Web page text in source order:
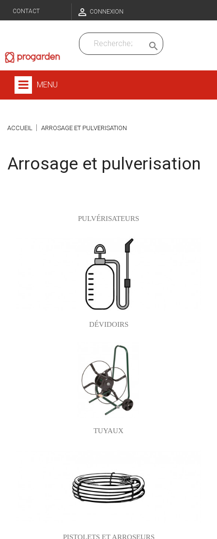
CONTACT  CONNEXION

MENU
ACCUEIL ARROSAGE ET PULVERISATION
Arrosage et pulverisation
PULVÉRISATEURS
DÉVIDOIRS
TUYAUX
PISTOLETS ET ARROSEURS